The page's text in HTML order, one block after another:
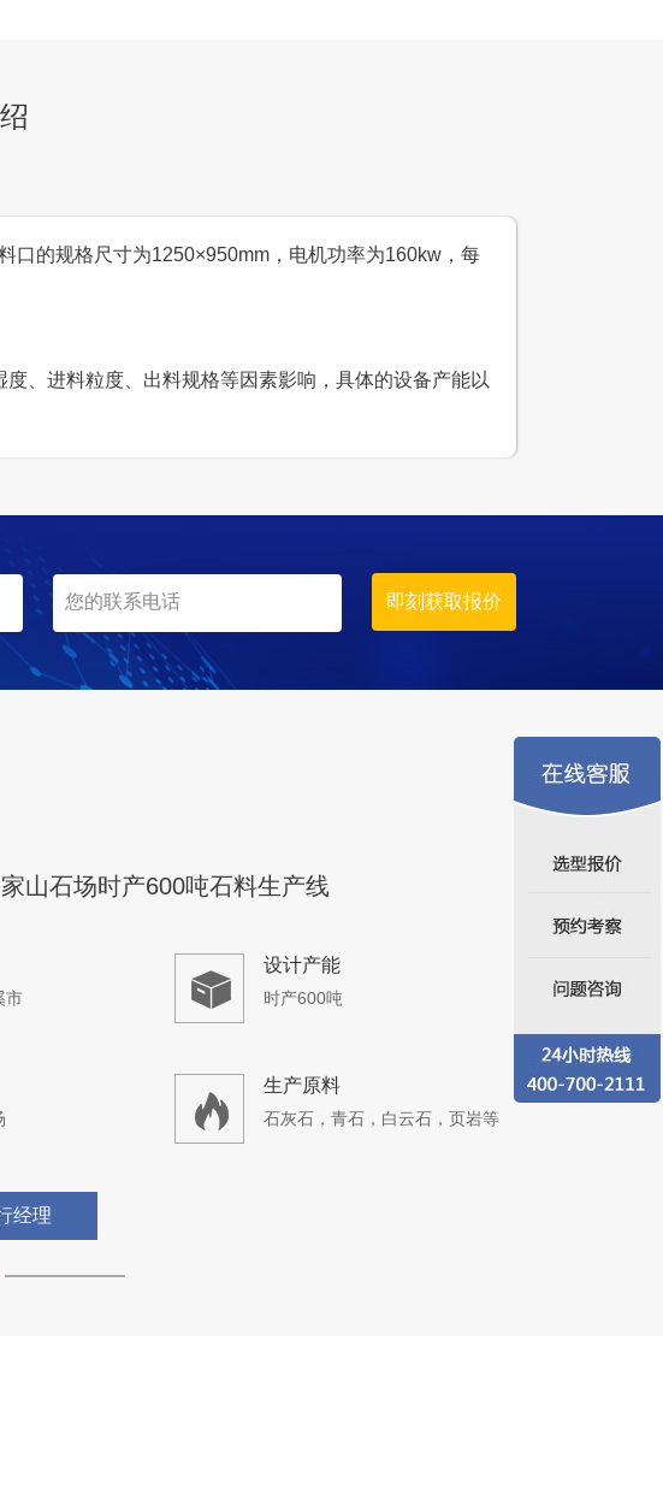
口的规格尺寸为1250×950mm，电机功率为160kw，每
、进料粒度、出料规格等因素影响，具体的设备产能以
鹅卵石
设计产能
生产原料
经理
山石场时产600吨石料生产线
市
设计产能
时产600吨
生产原料
石灰石，青石，白云石，页岩等
经理